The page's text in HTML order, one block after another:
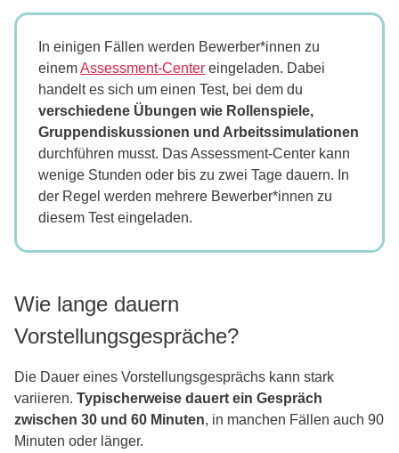
In einigen Fällen werden Bewerber*innen zu
einemAssessment-Center eingeladen. Dabei
handelt es sich um einen Test, bei dem du
verschiedene Übungen wie Rollenspiele,
Gruppendiskussionen und Arbeitssimulationen
durchführen musst. Das Assessment-Center kann
wenige Stunden oder bis zu zwei Tage dauern. In
der Regel werden mehrere Bewerber*innen zu
diesem Test eingeladen.
Wie lange dauern
Vorstellungsgespräche?
Die Dauer eines Vorstellungsgesprächs kann stark
variieren. Typischerweise dauert ein Gespräch
zwischen 30 und 60 Minuten, in manchen Fällen auch 90
Minuten oder länger.